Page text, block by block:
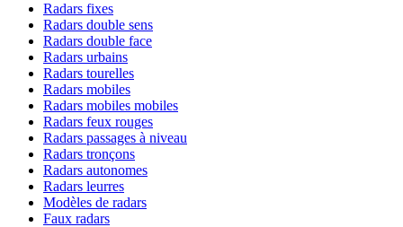
Radars fixes
Radars double sens
Radars double face
Radars urbains
Radars tourelles
Radars mobiles
Radars mobiles mobiles
Radars feux rouges
Radars passages à niveau
Radars tronçons
Radars autonomes
Radars leurres
Modèles de radars
Faux radars